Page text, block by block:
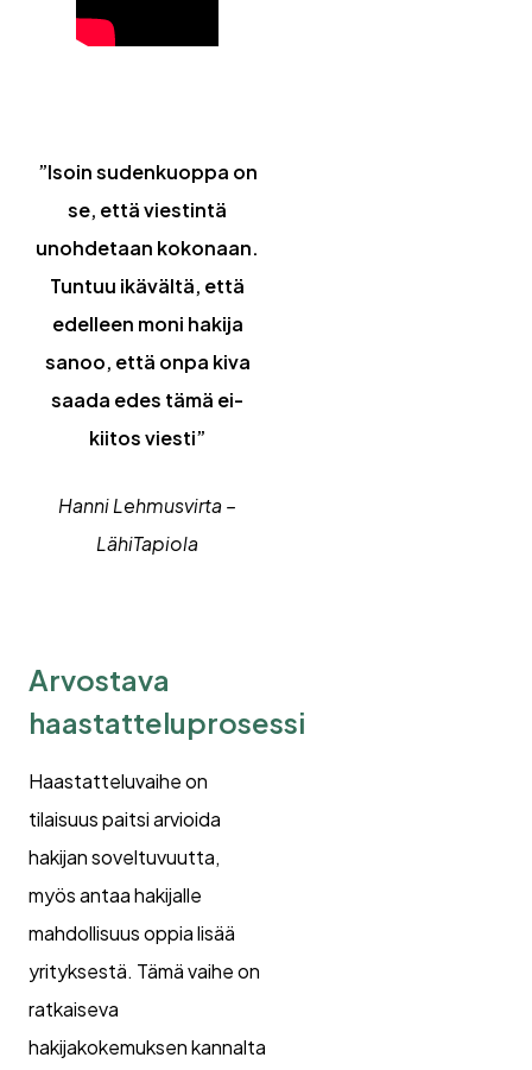
”Isoin sudenkuoppa on
se, että viestintä
unohdetaan kokonaan.
Tuntuu ikävältä, että
edelleen moni hakija
sanoo, että onpa kiva
saada edes tämä ei-
kiitos viesti”
Hanni Lehmusvirta –
LähiTapiola
Arvostava
haastatteluprosessi
Haastatteluvaihe on
tilaisuus paitsi arvioida
hakijan soveltuvuutta,
myös antaa hakijalle
mahdollisuus oppia lisää
yrityksestä. Tämä vaihe on
ratkaiseva
hakijakokemuksen kannalta